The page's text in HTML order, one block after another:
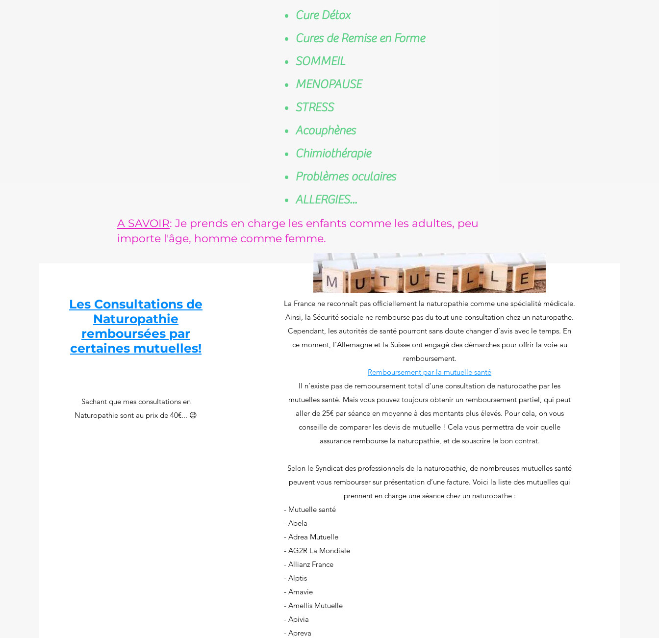
Cure Détox
Cures de Remise en Forme
SOMMEIL
MENOPAUSE
STRESS
Acouphènes
Chimiothérapie
Problèmes oculaires
ALLERGIES...
A SAVOIR: Je prends en charge les enfants comme les adultes, peu
importe l'âge, homme comme femme.
Les Consultations de
Naturopathie
remboursées par
certaines mutuelles!
Sachant que mes consultations en
Naturopathie sont au prix de 40€... 😉
La France ne reconnaît pas officiellement la naturopathie comme une spécialité médicale.
Ainsi, la Sécurité sociale ne rembourse pas du tout une consultation chez un naturopathe.
Cependant, les autorités de santé pourront sans doute changer d’avis avec le temps. En
ce moment, l’Allemagne et la Suisse ont engagé des démarches pour offrir la voie au
remboursement.
Remboursement par la mutuelle santé
Il n’existe pas de remboursement total d’une consultation de naturopathe par les
mutuelles santé. Mais vous pouvez toujours obtenir un remboursement partiel, qui peut
aller de 25€ par séance en moyenne à des montants plus élevés. Pour cela, on vous
conseille de comparer les devis de mutuelle ! Cela vous permettra de voir quelle
assurance rembourse la naturopathie, et de souscrire le bon contrat.
Selon le Syndicat des professionnels de la naturopathie, de nombreuses mutuelles santé
peuvent vous rembourser sur présentation d’une facture. Voici la liste des mutuelles qui
prennent en charge une séance chez un naturopathe :
- Mutuelle santé
- Abela
- Adrea Mutuelle
- AG2R La Mondiale
- Allianz France
- Alptis
- Amavie
- Amellis Mutuelle
- Apivia
- Apreva